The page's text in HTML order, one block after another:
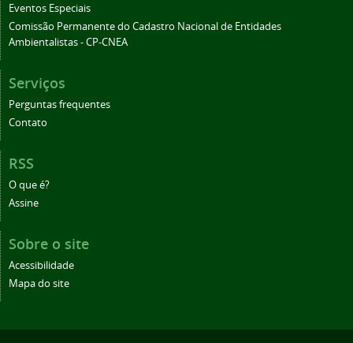
Eventos Especiais
Comissão Permanente do Cadastro Nacional de Entidades
Ambientalistas - CP-CNEA
Serviços
Perguntas frequentes
Contato
RSS
O que é?
Assine
Sobre o site
Acessibilidade
Mapa do site